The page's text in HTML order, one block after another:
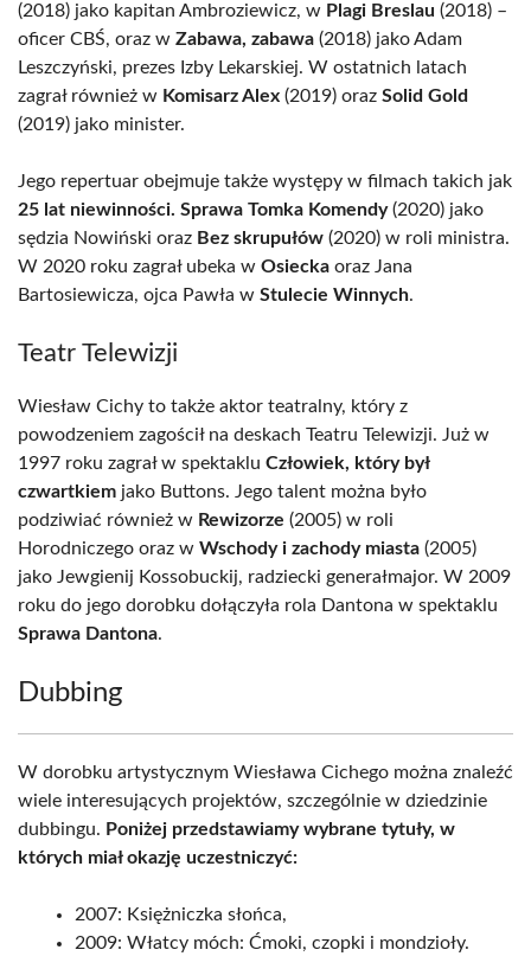
(2018) jako kapitan Ambroziewicz, w Plagi Breslau (2018) –
oficer CBŚ, oraz w Zabawa, zabawa (2018) jako Adam
Leszczyński, prezes Izby Lekarskiej. W ostatnich latach
zagrał również w Komisarz Alex (2019) oraz Solid Gold
(2019) jako minister.
Jego repertuar obejmuje także występy w filmach takich jak
25 lat niewinności. Sprawa Tomka Komendy(2020) jako
sędzia Nowiński oraz Bez skrupułów (2020) w roli ministra.
W 2020 roku zagrał ubeka w Osiecka oraz Jana
Bartosiewicza, ojca Pawła w Stulecie Winnych.
Teatr Telewizji
Wiesław Cichy to także aktor teatralny, który z
powodzeniem zagościł na deskach Teatru Telewizji. Już w
1997 roku zagrał w spektaklu Człowiek, który był
czwartkiem jako Buttons. Jego talent można było
podziwiać również w Rewizorze (2005) w roli
Horodniczego oraz w Wschody i zachody miasta (2005)
jako Jewgienij Kossobuckij, radziecki generałmajor. W 2009
roku do jego dorobku dołączyła rola Dantona w spektaklu
Sprawa Dantona.
Dubbing
W dorobku artystycznym Wiesława Cichego można znaleźć
wiele interesujących projektów, szczególnie w dziedzinie
dubbingu. Poniżej przedstawiamy wybrane tytuły, w
których miał okazję uczestniczyć:
2007: Księżniczka słońca,
2009: Włatcy móch: Ćmoki, czopki i mondzioły.